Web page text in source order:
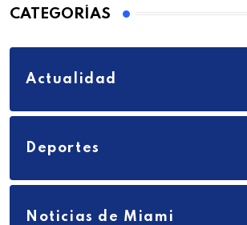
CATEGORÍAS
Actualidad
Deportes
Noticias de Miami